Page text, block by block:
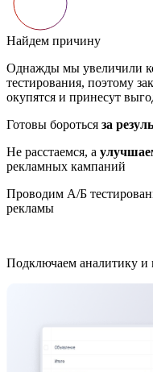
Найдем причину
Однажды мы увеличили
тестирования, поэтому
окупятся и принесут
Готовы бороться за
Не расстаемся, а
рекламных кампаний
Проводим А/Б
рекламы
Подключаем аналитику и